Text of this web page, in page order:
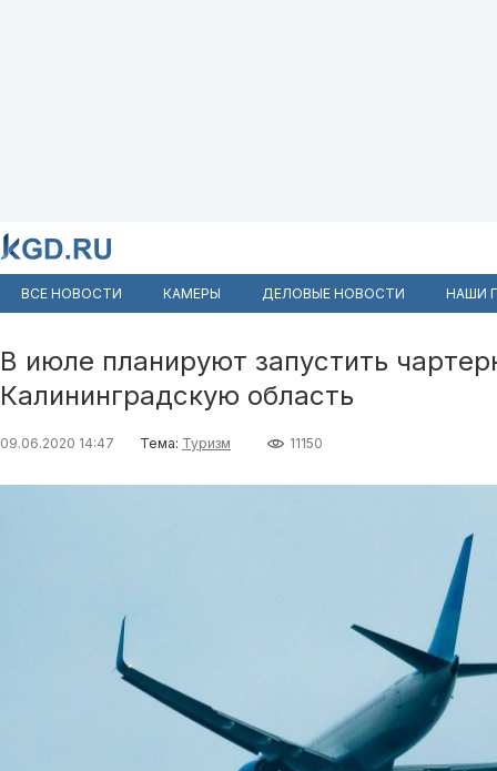
ВСЕ НОВОСТИ КАМЕРЫ ДЕЛОВЫЕ НОВОСТИ НАШИ
В июле планируют запустить
Калининградскую область
09.06.2020 14:47 Тема: Туризм 11150